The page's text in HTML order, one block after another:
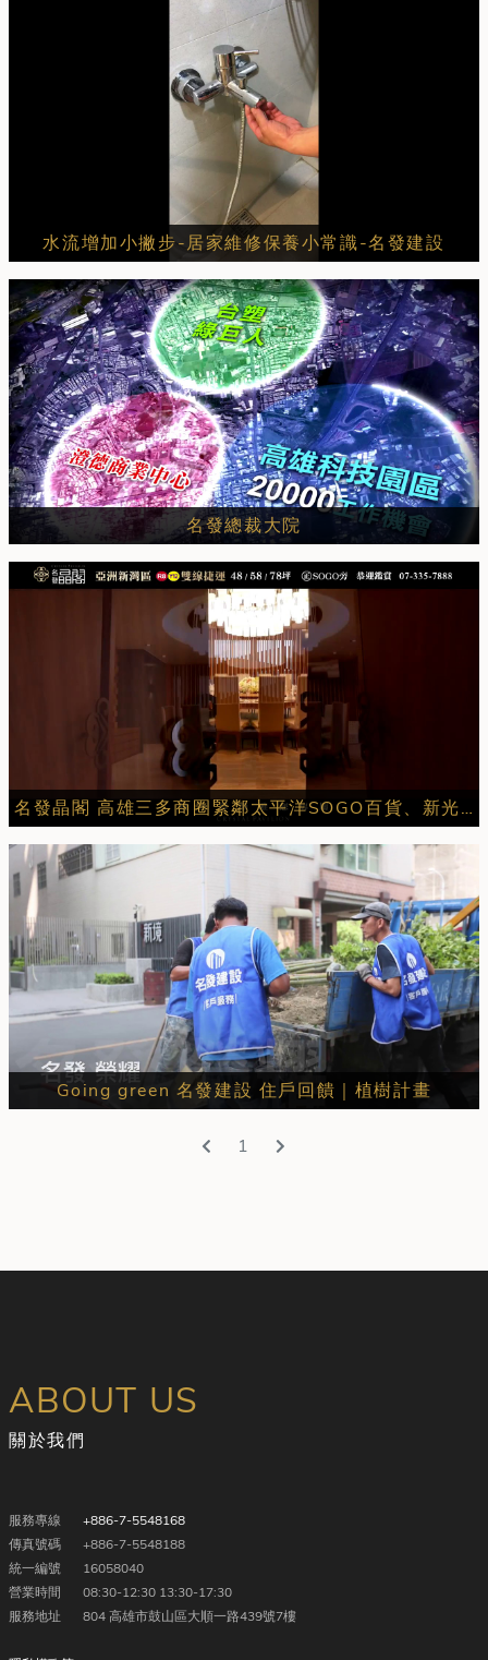
水流增加小撇步-居家維修保養小常識-名發建設
名發總裁大院
名發晶閣 高雄三多商圈緊鄰太平洋SOGO百貨、新光三越、大遠百
Going green 名發建設 住戶回饋｜植樹計畫
1
ABOUT US
關於我們
服務專線
傳真號碼
統一編號
營業時間
服務地址
+886-7-5548168
+886-7-5548188
16058040
08:30-12:30 13:30-17:30
804 高雄市鼓山區大順一路439號7樓